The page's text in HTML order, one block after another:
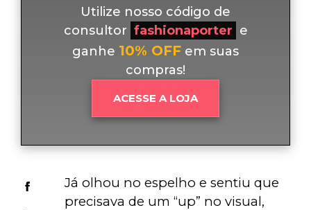
Utilize nosso código de
consultor fashionaporter e
ganhe 10% OFF em suas
compras!
ACESSE A LOJA
Já olhou no espelho e sentiu que
precisava de um “up” no visual,